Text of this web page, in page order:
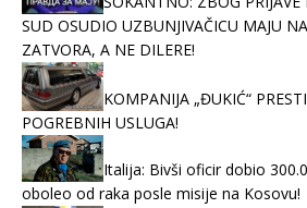
SUD OSUDIO UZBUNJIVAČICU MAJU
ZATVORA, A NE DILERE!
KOMPANIJA „ĐUKIĆ“
POGREBNIH USLUGA!
Italija: Bivši oficir dobio
oboleo od raka posle misije na Kosovu!